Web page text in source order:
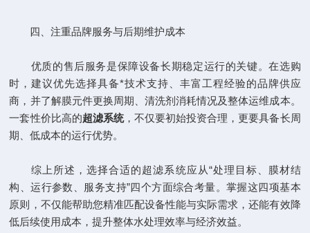
四、注重品牌服务与后期维护成本
优质的售后服务是保障设备长期稳定运行的关键。在选购
时，建议优先选择具备*技术支持、丰富工程经验的品牌供应
商，并了解膜元件更换周期、清洗剂消耗情况及整体运维成本。
一套性价比高的超滤系统，不仅要初始投资合理，更要具备长周
期、低成本的运行优势。
综上所述，选择合适的超滤系统应从“处理目标、膜材结
构、运行参数、服务支持”四个方面综合考量。掌握这四项基本
原则，不仅能帮助您精准匹配设备性能与实际需求，还能有效降
低后续使用成本，提升整体水处理效率与经济效益。